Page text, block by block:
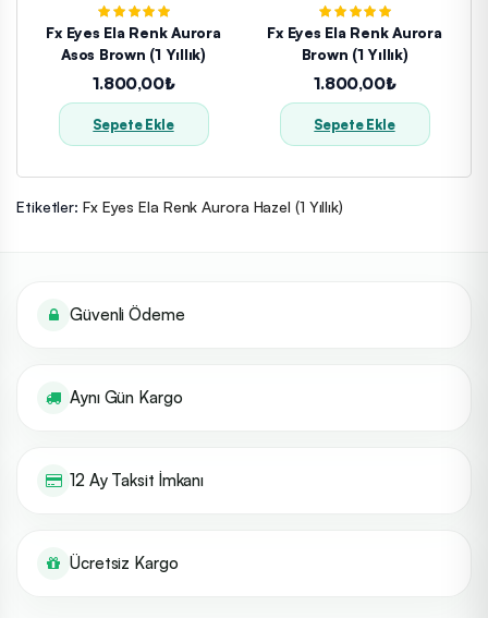
Fx Eyes Ela Renk Aurora
Asos Brown (1 Yıllık)
1.800,00₺
Sepete Ekle
Fx Eyes Ela Renk Aurora
Brown (1 Yıllık)
1.800,00₺
Sepete Ekle
Etiketler: Fx Eyes Ela Renk Aurora Hazel (1 Yıllık)
Güvenli Ödeme
Aynı Gün Kargo
12 Ay Taksit İmkanı
Ücretsiz Kargo